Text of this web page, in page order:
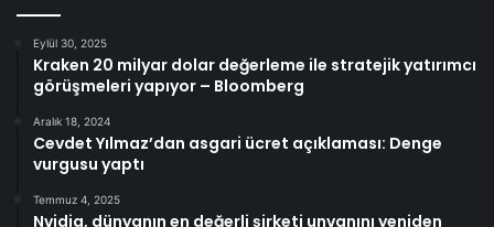
Eylül 30, 2025
Kraken 20 milyar dolar değerleme ile stratejik yatırımcı
görüşmeleri yapıyor – Bloomberg
Aralık 18, 2024
Cevdet Yılmaz’dan asgari ücret açıklaması: Denge
vurgusu yaptı
Temmuz 4, 2025
Nvidia, dünyanın en değerli şirketi unvanını yeniden